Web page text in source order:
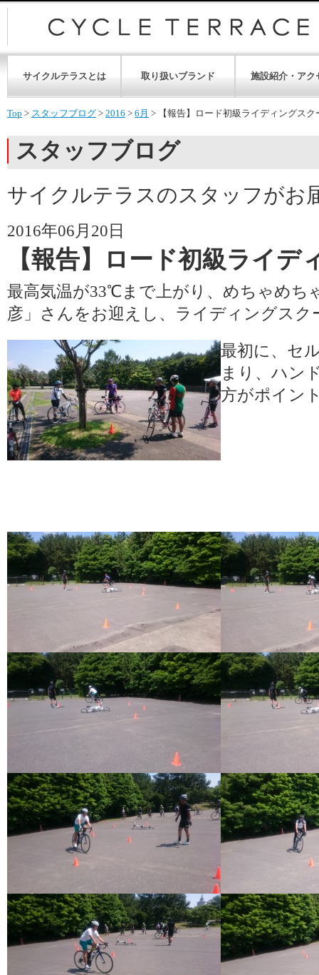
サイクルテラスとは 取り扱いブランド 施設紹介・アク
Top > スタッフブログ > 2016 > 6月 > 【報告】ロード初級ライディングスク
スタッフブログ
サイクルテラスのスタッフがお
2016年06月20日
【報告】ロード初級ライデ
最高気温が33℃まで上がり、めちゃめち
彦」さんをお迎えし、ライディングス
最初に、セ
まり、ハン
方がポイン